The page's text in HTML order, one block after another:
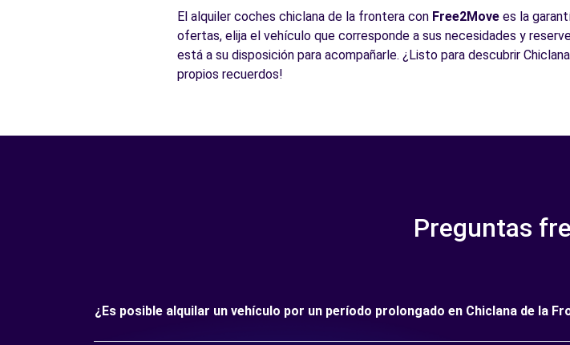
El alquiler coches chiclana de la frontera con Free2Move es la
ofertas, elija el vehículo que corresponde a sus necesidades y
está a su disposición para acompañarle. ¿Listo para descubrir
propios recuerdos!
Preguntas
¿Es posible alquilar un vehículo por un período prolongado en Chiclana de la